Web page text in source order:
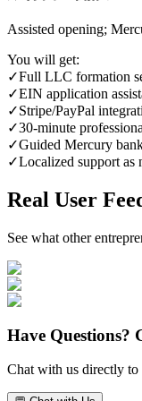
Assisted opening;
You will get:
✓Full LLC formation
✓EIN application
✓Stripe/PayPal
✓30‑minute
✓Guided Mercury
✓Localized support as
Real User
See what other
Have Questions?
Chat with us directly